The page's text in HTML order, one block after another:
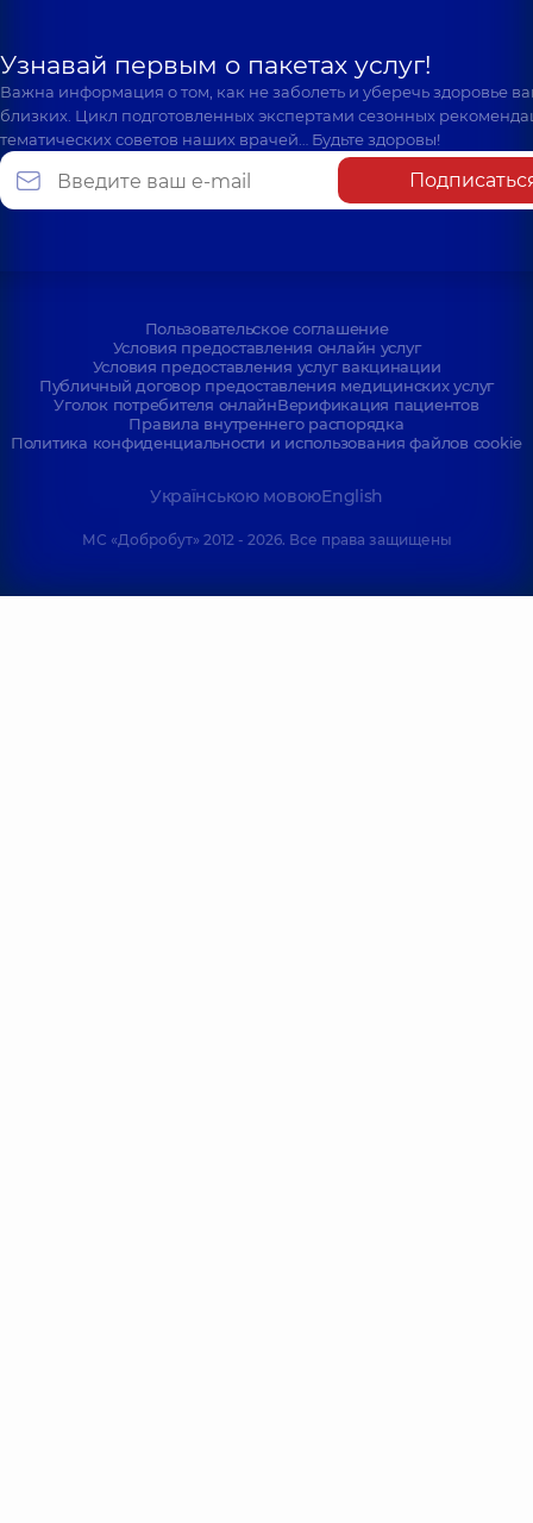
Узнавай первым о пакетах услуг!
Важна информация о том, как не заболеть и уберечь здоровье
близких. Цикл подготовленных экспертами сезонных
тематических советов наших врачей… Будьте здоровы!
Пользовательское соглашение
Условия предоставления онлайн услуг
Условия предоставления услуг вакцинации
Публичный договор предоставления медицинских услуг
Уголок потребителя онлайнВерификация пациентов
Правила внутреннего распорядка
Политика конфиденциальности и использования файлов cookie
Українською мовоюEnglish
МС «Добробут» 2012 - 2026. Все права защищены